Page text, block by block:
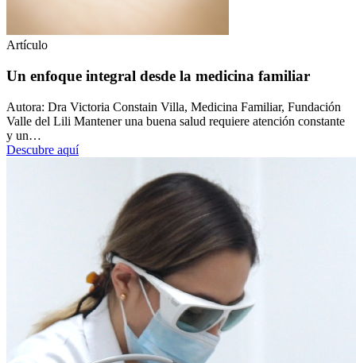
Artículo
Un enfoque integral desde la medicina familiar
Autora: Dra Victoria Constain Villa, Medicina Familiar, Fundación
Valle del Lili Mantener una buena salud requiere atención constante
y un…
Descubre aquí